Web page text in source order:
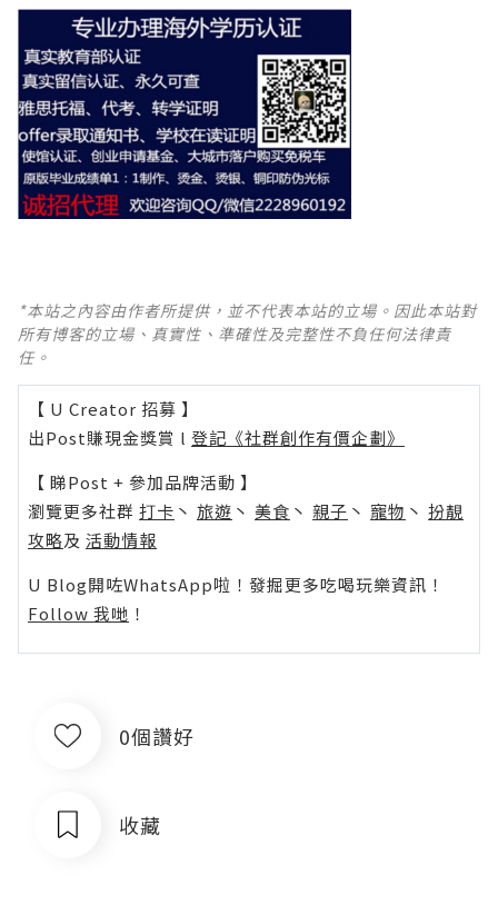
*本站之內容由作者所提供，並不代表本站的立場。因此本站對
所有博客的立場、真實性、準確性及完整性不負任何法律責
任。
【 U Creator 招募 】
出Post賺現金獎賞 l 登記《社群創作有價企劃》
【 睇Post + 參加品牌活動 】
瀏覽更多社群 打卡 丶 旅遊 丶 美食 丶 親子 丶 寵物 丶 扮靚
攻略及 活動情報
U Blog開咗WhatsApp啦！發掘更多吃喝玩樂資訊！
Follow 我哋 ！
0個讚好
收藏